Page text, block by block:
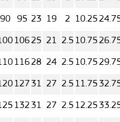
90 95 23 19 2 10.25
10625 21 2.5 10.75
11628 24 2.5 10.75
12731 27 2.5 11.75
13231 27 2.5 12.25